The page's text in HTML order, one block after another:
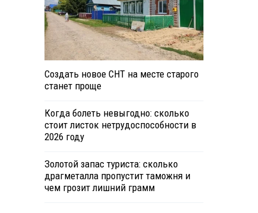
Создать новое СНТ на месте старого
станет проще
Когда болеть невыгодно: сколько
стоит листок нетрудоспособности в
2026 году
Золотой запас туриста: сколько
драгметалла пропустит таможня и
чем грозит лишний грамм